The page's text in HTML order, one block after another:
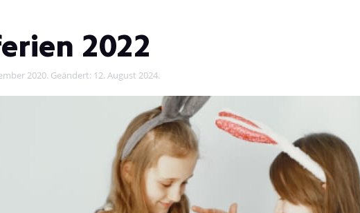
2022
2020. Geändert: 12. August 2024.